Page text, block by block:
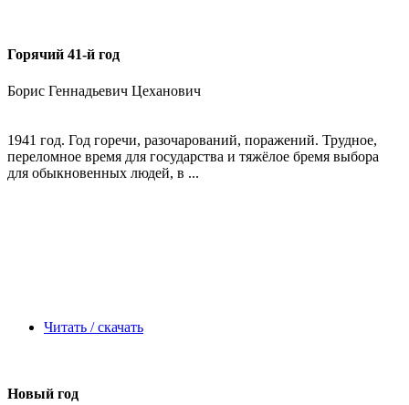
Горячий 41-й год
Борис Геннадьевич Цеханович
1941 год. Год горечи, разочарований, поражений. Трудное,
переломное время для государства и тяжёлое бремя выбора
для обыкновенных людей, в ...
Читать / скачать
Новый год